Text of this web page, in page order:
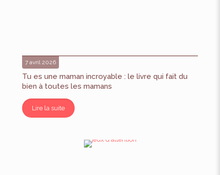
7 avril 2026
Tu es une maman incroyable : le livre qui fait du
bien à toutes les mamans
Lire la suite